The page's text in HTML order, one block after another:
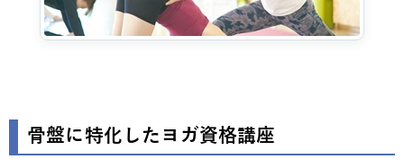
骨盤に特化したヨガ資格講座